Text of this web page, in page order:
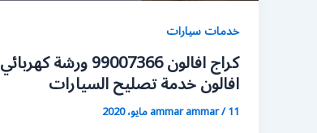
خدمات سيارات
كراج افالون 99007366 ورشة كهربائي
افالون خدمة تصليح السيارات
ammar ammar/11 مايو، 2020